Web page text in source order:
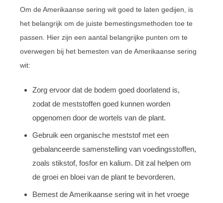
Om de Amerikaanse sering wit goed te laten gedijen, is
het belangrijk om de juiste bemestingsmethoden toe te
passen. Hier zijn een aantal belangrijke punten om te
overwegen bij het bemesten van de Amerikaanse sering
wit:
Zorg ervoor dat de bodem goed doorlatend is,
zodat de meststoffen goed kunnen worden
opgenomen door de wortels van de plant.
Gebruik een organische meststof met een
gebalanceerde samenstelling van voedingsstoffen,
zoals stikstof, fosfor en kalium. Dit zal helpen om
de groei en bloei van de plant te bevorderen.
Bemest de Amerikaanse sering wit in het vroege